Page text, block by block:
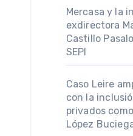
Mercasa y la
exdirectora
Castillo
SEPI
Caso Leire
con la
privados
López